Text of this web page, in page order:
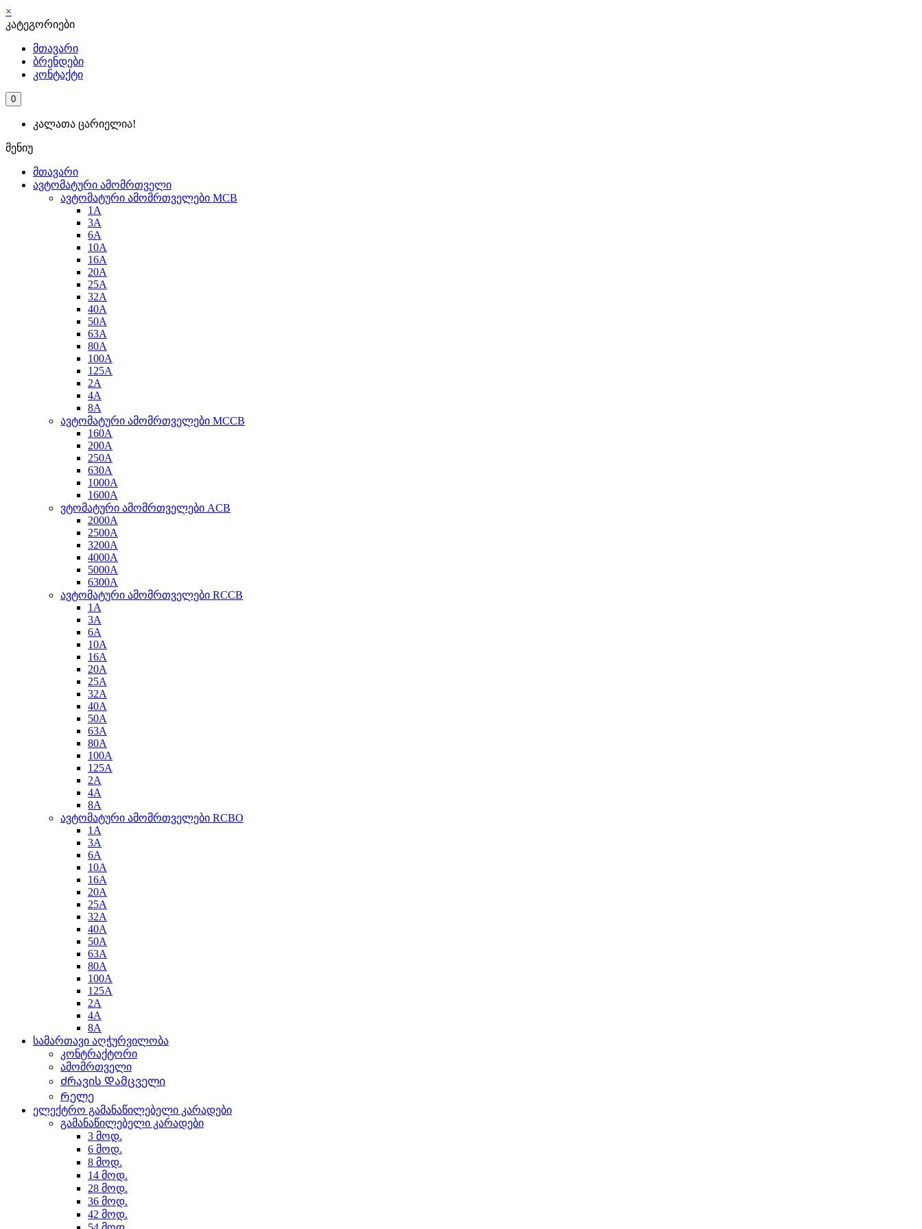
×
კატეგორიები
მთავარი
ბრენდები
კონტაქტი
0
კალათა ცარიელია!
მენიუ
მთავარი
ავტომატური ამომრთველი
ავტომატური ამომრთველები MCB
1A
3A
6A
10A
16A
20A
25А
32A
40A
50A
63A
80A
100A
125A
2A
4A
8A
ავტომატური ამომრთველები MCCB
160A
200A
250A
630A
1000A
1600A
ვტომატური ამომრთველები ACB
2000A
2500A
3200A
4000A
5000A
6300A
ავტომატური ამომრთველები RCCB
1A
3A
6A
10A
16A
20A
25A
32A
40A
50A
63A
80A
100A
125A
2A
4A
8A
ავტომატური ამომრთველები RCBO
1A
3A
6A
10A
16A
20A
25A
32A
40A
50A
63A
80A
100A
125A
2A
4A
8A
სამართავი აღჭურვილობა
კონტრაქტორი
ამომრთველი
Ძრავის Დამცველი
Რელე
ელექტრო გამანაწილებელი კარადები
გამანაწილებელი კარადები
3 მოდ.
6 მოდ.
8 მოდ.
14 მოდ.
28 მოდ.
36 მოდ.
42 მოდ.